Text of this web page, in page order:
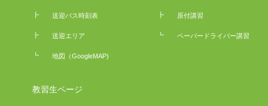
┣ 送迎バス時刻表
┣ 送迎エリア
┗ 地図（GoogleMAP)
┣ 原付講習
┗ ペーパードライバー講習
教習生ページ